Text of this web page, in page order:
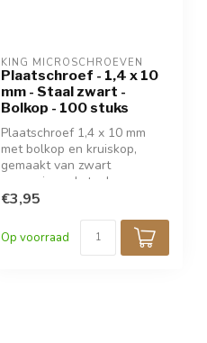
KING MICROSCHROEVEN
Plaatschroef - 1,4 x 10
mm - Staal zwart -
Bolkop - 100 stuks
Plaatschroef 1,4 x 10 mm
met bolkop en kruiskop,
gemaakt van zwart
gepassiveerd staal.
Zelftappend, ideaal voor fijne
kunststof of elektronica.
Perfect voor modelbouw en
€3,95
Op voorraad